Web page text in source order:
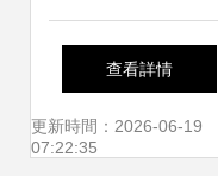
化中蒙情誼——二
連浩特市37名師生
查看詳情
更新時間：2026-06-19
07:22:35